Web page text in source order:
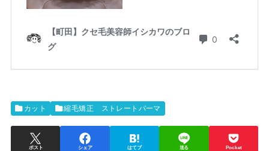
カット 縮毛矯正 ストレートパーマ
ポスト シェア はてブ 送る Pocket